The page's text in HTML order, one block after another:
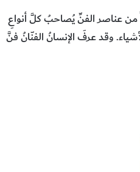
من عناصر الفنِّ يُصاحبُ كلَّ أنواعِ
وقد عرفَ الإنسانُ الفنّانُ فنَّ